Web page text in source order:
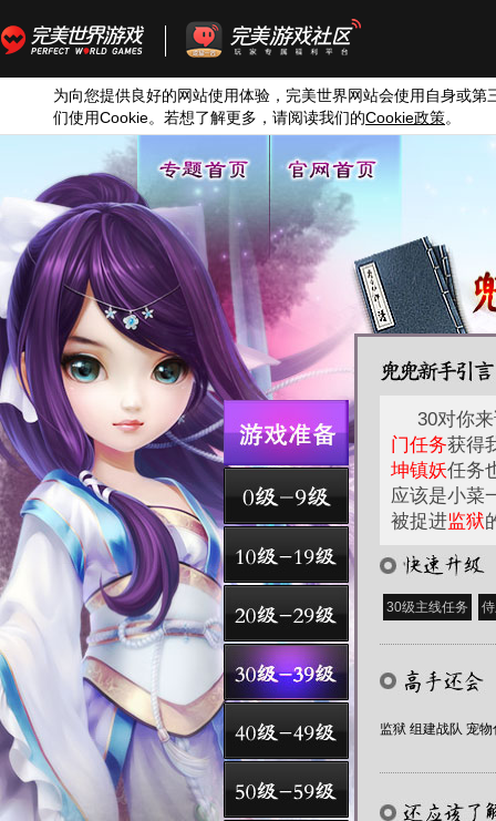
为向您提供良好的网站使用体验，完美世界网站会使用自身或第
们使用Cookie。若想了解更多，请阅读我们的Cookie政策。
30对你
门任务获得
坤镇妖任务
应该是小菜
被捉进监狱
30级主线任务
监狱 组建战队 宠物